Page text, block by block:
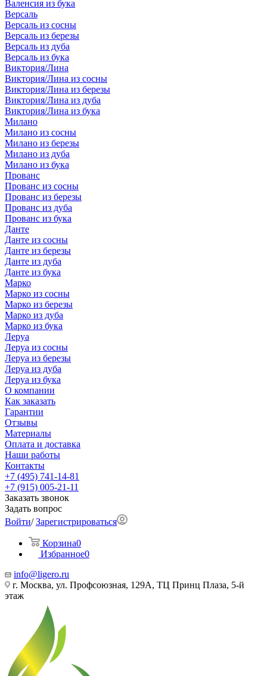
Валенсия из бука
Версаль
Версаль из сосны
Версаль из березы
Версаль из дуба
Версаль из бука
Виктория/Лина
Виктория/Лина из сосны
Виктория/Лина из березы
Виктория/Лина из дуба
Виктория/Лина из бука
Милано
Милано из сосны
Милано из березы
Милано из дуба
Милано из бука
Прованс
Прованс из сосны
Прованс из березы
Прованс из дуба
Прованс из бука
Данте
Данте из сосны
Данте из березы
Данте из дуба
Данте из бука
Марко
Марко из сосны
Марко из березы
Марко из дуба
Марко из бука
Леруа
Леруа из сосны
Леруа из березы
Леруа из дуба
Леруа из бука
О компании
Как заказать
Гарантии
Отзывы
Материалы
Оплата и доставка
Наши работы
Контакты
+7 (495) 741-14-81
+7 (915) 005-21-11
Заказать звонок
Задать вопрос
Войти/Зарегистрироваться
Корзина0
Избранное0
info@ligero.ru
г. Москва, ул. Профсоюзная, 129А, ТЦ Принц Плаза, 5-й
этаж